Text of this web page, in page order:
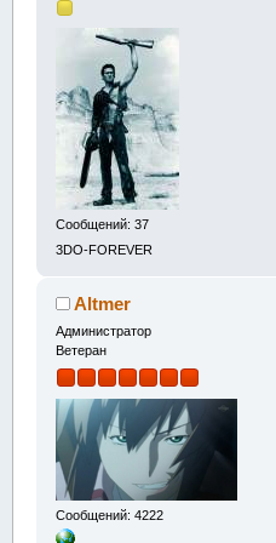
Сообщений: 37
3DO-FOREVER
Altmer
Администратор
Ветеран
Сообщений: 4222